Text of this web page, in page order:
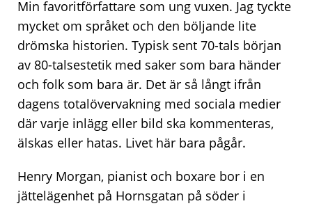
Min favoritförfattare som ung vuxen. Jag tyckte
mycket om språket och den böljande lite
drömska historien. Typisk sent 70-tals början
av 80-talsestetik med saker som bara händer
och folk som bara är. Det är så långt ifrån
dagens totalövervakning med sociala medier
där varje inlägg eller bild ska kommenteras,
älskas eller hatas. Livet här bara pågår.
Henry Morgan, pianist och boxare bor i en
jättelägenhet på Hornsgatan på söder i